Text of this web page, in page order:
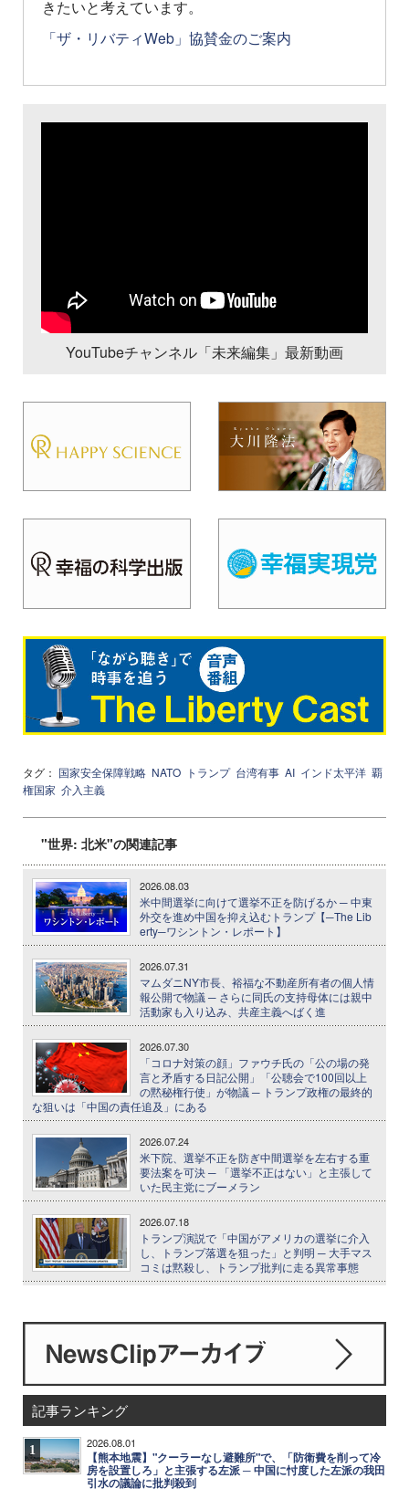
きたいと考えています。
「ザ・リバティWeb」協賛金のご案内
YouTubeチャンネル「未来編集」最新動画
タグ： 国家安全保障戦略 NATO トランプ 台湾有事 AI インド太平洋 覇
権国家 介入主義
"世界: 北米"の関連記事
2026.08.03
米中間選挙に向けて選挙不正を防げるか ─ 中東
外交を進め中国を抑え込むトランプ【─The Lib
erty─ワシントン・レポート】
2026.07.31
マムダニNY市長、裕福な不動産所有者の個人情
報公開で物議 ─ さらに同氏の支持母体には親中
活動家も入り込み、共産主義へばく進
2026.07.30
「コロナ対策の顔」ファウチ氏の「公の場の発
言と矛盾する日記公開」「公聴会で100回以上
の黙秘権行使」が物議 ─ トランプ政権の最終的
な狙いは「中国の責任追及」にある
2026.07.24
米下院、選挙不正を防ぎ中間選挙を左右する重
要法案を可決 ─ 「選挙不正はない」と主張して
いた民主党にブーメラン
2026.07.18
トランプ演説で「中国がアメリカの選挙に介入
し、トランプ落選を狙った」と判明 ─ 大手マス
コミは黙殺し、トランプ批判に走る異常事態
記事ランキング
1 2026.08.01
【熊本地震】"クーラーなし避難所"で、「防衛費を削って冷
房を設置しろ」と主張する左派 ─ 中国に忖度した左派の我田
引水の議論に批判殺到